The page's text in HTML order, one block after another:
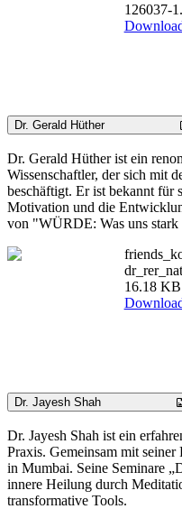
126037-
Dr. Gerald Hüther
Dr. Gerald Hüther ist ein
Wissenschaftler, der sich mit
beschäftigt. Er ist bekannt für
Motivation und die
von "WÜRDE: Was uns stark
16.18 KB
Dr. Jayesh Shah
Dr. Jayesh Shah ist ein
Praxis. Gemeinsam mit
in Mumbai. Seine Seminare
innere Heilung durch
transformative Tools.